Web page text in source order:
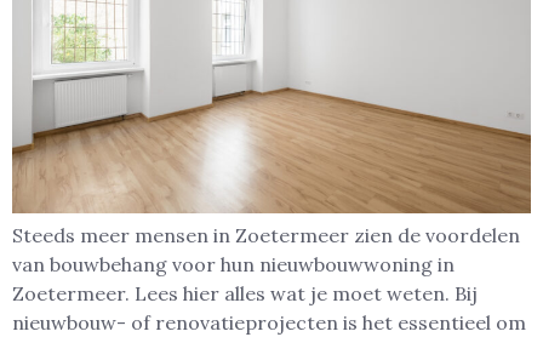
Steeds meer mensen in Zoetermeer zien de voordelen
van bouwbehang voor hun nieuwbouwwoning in
Zoetermeer. Lees hier alles wat je moet weten. Bij
nieuwbouw- of renovatieprojecten is het essentieel om